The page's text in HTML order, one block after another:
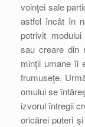
voinţei sale
astfel încât în
potrivit
sau creare din
minţii umane îi
frumuseţe.
omului se
izvorul întregii
oricărei puteri